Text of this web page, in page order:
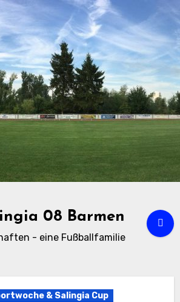
08 Barmen
- eine Fußballfamilie
& Salingia Cup